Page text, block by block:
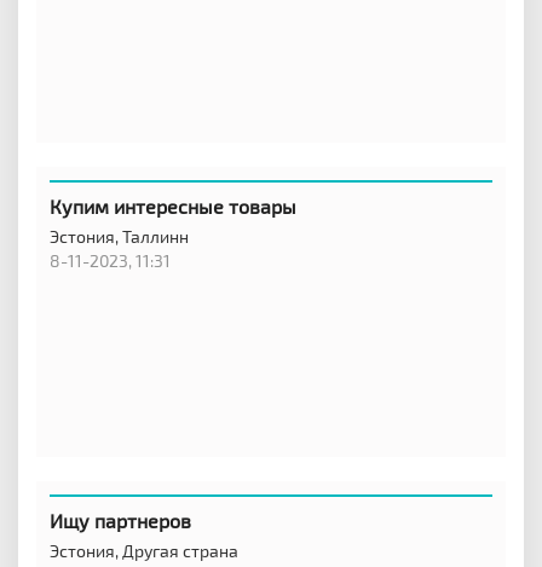
Купим интересные товары
Эстония,Таллинн
8-11-2023, 11:31
Ищу партнеров
Эстония, Другая страна